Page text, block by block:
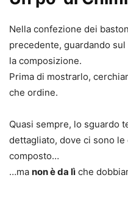
Nella confezione dei
precedente, guardando
la composizione.
Prima di mostrarlo,
che ordine.
Quasi sempre, lo sguardo
dettagliato, dove ci sono
composto…
…ma non è da lì che